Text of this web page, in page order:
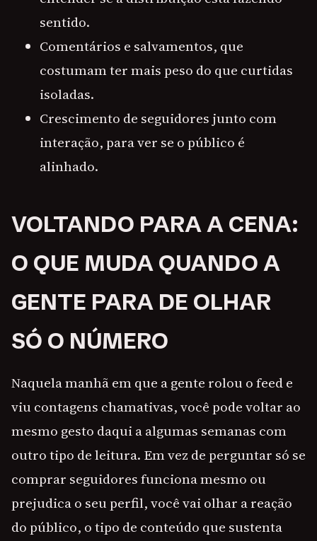
sentido.
Comentários e salvamentos, que
costumam ter mais peso do que curtidas
isoladas.
Crescimento de seguidores junto com
interação, para ver se o público é
alinhado.
VOLTANDO PARA A CENA:
O QUE MUDA QUANDO A
GENTE PARA DE OLHAR
SÓ O NÚMERO
Naquela manhã em que a gente rolou o feed e
viu contagens chamativas, você pode voltar ao
mesmo gesto daqui a algumas semanas com
outro tipo de leitura. Em vez de perguntar só se
comprar seguidores funciona mesmo ou
prejudica o seu perfil, você vai olhar a reação
do público, o tipo de conteúdo que sustenta